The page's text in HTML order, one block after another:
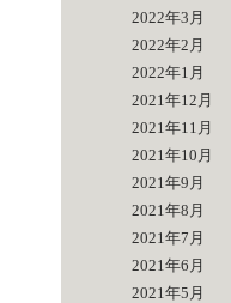
2022年3月
2022年2月
2022年1月
2021年12月
2021年11月
2021年10月
2021年9月
2021年8月
2021年7月
2021年6月
2021年5月